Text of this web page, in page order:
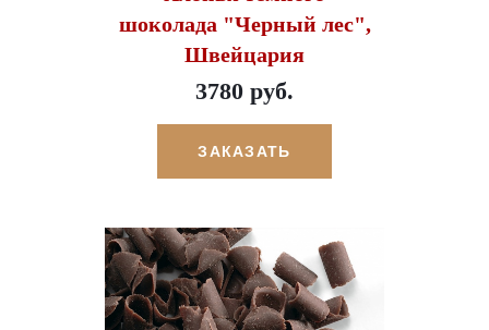
шоколада "Черный лес",
Швейцария
3780 руб.
ЗАКАЗАТЬ